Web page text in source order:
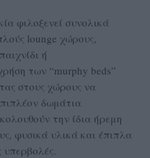
φιλοξενεί συνολικά
lounge χώρους,
ή
των “murphy beds”
στους χώρους να
δωμάτια
την ίδια ήρεμη
φυσικά υλικά και έπιπλα